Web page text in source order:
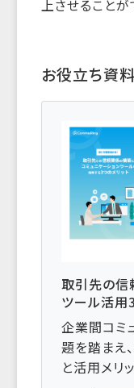
上させることが
お役立ち資
取引先の信
ツール活用
企業間コミ
題を踏まえ
と活用メリ